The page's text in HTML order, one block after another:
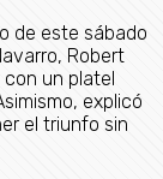
de este sábado
Robert
con un platel
explicó
el triunfo sin